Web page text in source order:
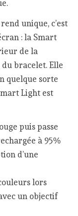
unique, c’est
: la Smart
de la
du bracelet. Elle
quelque sorte
Light est
puis passe
à 95%
d’une
lors
un objectif